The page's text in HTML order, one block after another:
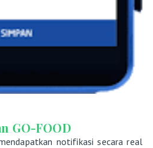
GO-FOOD
notifikasi secara real